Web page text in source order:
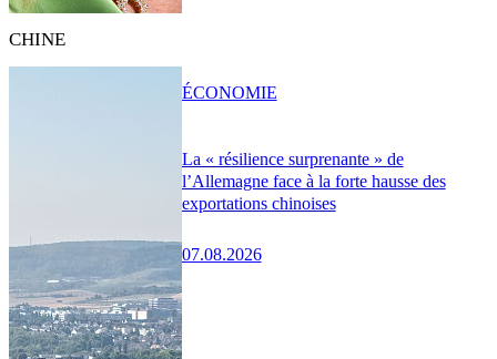
CHINE
La « résilience surprenante » de
l’Allemagne face à la forte hausse des
exportations chinoises
07.08.2026
ÉCONOMIE